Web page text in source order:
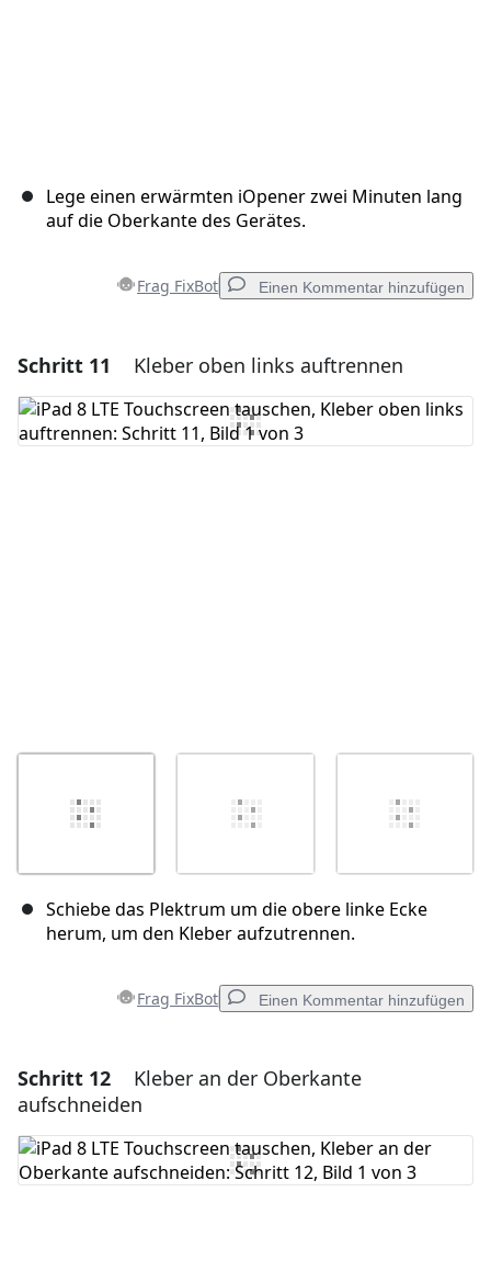
Lege einen erwärmten iOpener zwei Minuten lang
auf die Oberkante des Gerätes.
Frag FixBot Einen Kommentar hinzufügen
Einen Kommentar hinzufügen
Kommentar hinzufügen
Schritt 11 Kleber oben links auftrennen
Schiebe das Plektrum um die obere linke Ecke
herum, um den Kleber aufzutrennen.
Frag FixBot Einen Kommentar hinzufügen
Einen Kommentar hinzufügen
Kommentar hinzufügen
Schritt 12
Kleber an der Oberkante
aufschneiden